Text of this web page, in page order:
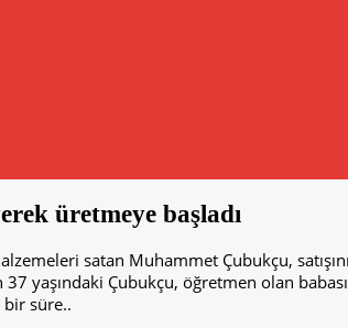
üretmeye başladı
satan Muhammet Çubukçu,
yaşındaki Çubukçu, öğretmen olan
bir süre..